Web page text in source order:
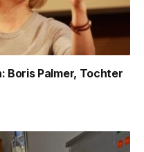
Boris Palmer, Tochter